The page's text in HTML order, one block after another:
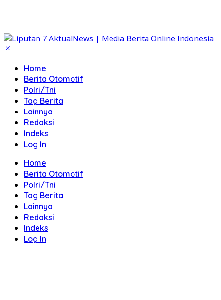
Home
Berita Otomotif
Polri/Tni
Tag Berita
Lainnya
Redaksi
Indeks
Log In
Home
Berita Otomotif
Polri/Tni
Tag Berita
Lainnya
Redaksi
Indeks
Log In